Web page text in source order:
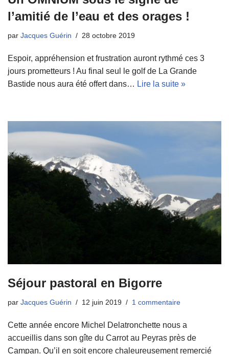
l’amitié de l’eau et des orages !
par Jacques Guérin 28 octobre 2019
Espoir, appréhension et frustration auront rythmé ces 3
jours prometteurs ! Au final seul le golf de La Grande
Bastide nous aura été offert dans… Lire la suite »
Séjour pastoral en Bigorre
par Jacques Guérin 12 juin 2019 1 commentaire
Cette année encore Michel Delatronchette nous a
accueillis dans son gîte du Carrot au Peyras près de
Campan. Qu’il en soit encore chaleureusement remercié